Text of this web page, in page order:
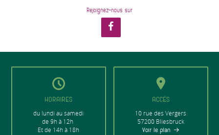
Rejoignez-nous sur
HORAIRES
du lundi au samedi
de 9h à 12h
Et de 14h à 18h
ACCÈS
10 rue des Vergers
57200 Bliesbruck
Voir le plan